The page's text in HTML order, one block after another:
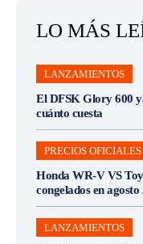
LO MÁS
LANZAMIENTOS
El DFSK Glory 600
cuánto cuesta
PRECIOS OFICIALES
Honda WR-V VS
congelados en agosto
LANZAMIENTOS